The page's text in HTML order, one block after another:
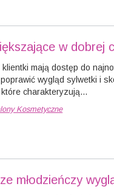
w dobrej
mają dostęp do
wygląd sylwetki i
charakteryzują...
Kosmetyczne
młodzieńczy